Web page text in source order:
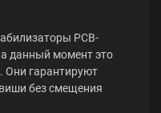
PCB-
данный момент это
Они гарантируют
без смещения